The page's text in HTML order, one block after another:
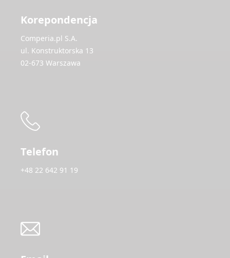
Korepondencja
Comperia.pl S.A.
ul. Konstruktorska 13
02-673 Warszawa
Telefon
+48 22 642 91 19